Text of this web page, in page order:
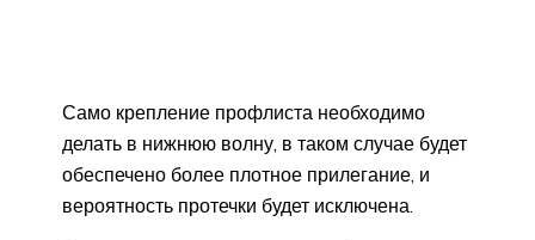
Само крепление профлиста необходимо
делать в нижнюю волну, в таком случае будет
обеспечено более плотное прилегание, и
вероятность протечки будет исключена.